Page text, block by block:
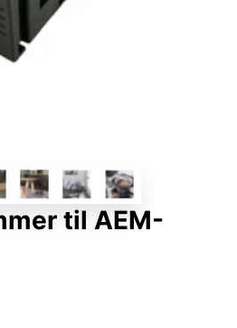
til AEM-